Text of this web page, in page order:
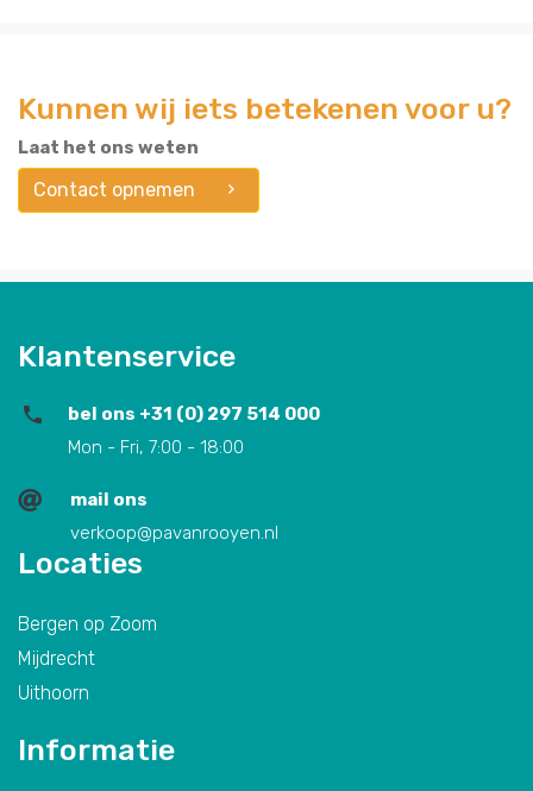
Kunnen wij iets betekenen voor u?
Laat het ons weten
Contact opnemen
Klantenservice
bel ons +31 (0) 297 514 000
Mon - Fri, 7:00 - 18:00
mail ons
verkoop@pavanrooyen.nl
Locaties
Bergen op Zoom
Mijdrecht
Uithoorn
Informatie